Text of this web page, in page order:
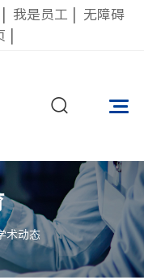
我是员工
无障碍
术动态